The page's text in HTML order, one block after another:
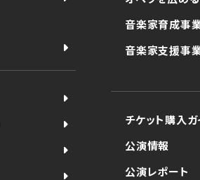
音楽家育成事
音楽家支援事
チケット購入ガ
公演情報
公演レポート